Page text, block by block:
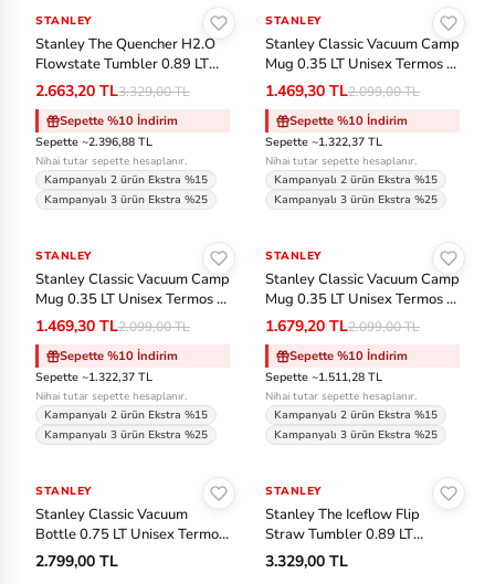
ce
Ni
ke
A
cc
ak
le
y
P
u
m
S
al
o
-%20
STANLEY
Stanley The Quencher H2.O
Flowstate Tumbler 0.89 LT
Unisex Termos - Gri
2.663,20 TL3.329,00 TL
Sepette %10 İndirim
Sepette ~2.396,88 TL
Nihai tutar sepette hesaplanır.
Kampanyalı 2 ürün Ekstra %15
Kampanyalı 3 ürün Ekstra %25
-%30
STANLEY
Stanley Classic Vacuum Camp
Mug 0.35 LT Unisex Termos -
Bej
1.469,30 TL2.099,00 TL
Sepette %10 İndirim
Sepette ~1.322,37 TL
Nihai tutar sepette hesaplanır.
Kampanyalı 2 ürün Ekstra %15
Kampanyalı 3 ürün Ekstra %25
-%30
STANLEY
Stanley Classic Vacuum Camp
Mug 0.35 LT Unisex Termos -
Haki
1.469,30 TL2.099,00 TL
Sepette %10 İndirim
Sepette ~1.322,37 TL
Nihai tutar sepette hesaplanır.
Kampanyalı 2 ürün Ekstra %15
Kampanyalı 3 ürün Ekstra %25
-%20
STANLEY
Stanley Classic Vacuum Camp
Mug 0.35 LT Unisex Termos -
Haki
1.679,20 TL2.099,00 TL
Sepette %10 İndirim
Sepette ~1.511,28 TL
Nihai tutar sepette hesaplanır.
Kampanyalı 2 ürün Ekstra %15
Kampanyalı 3 ürün Ekstra %25
STANLEY
Stanley Classic Vacuum
Bottle 0.75 LT Unisex Termos
- Siyah
2.799,00 TL
STANLEY
Stanley The Iceflow Flip
Straw Tumbler 0.89 LT
Unisex Termos - Haki
3.329,00 TL